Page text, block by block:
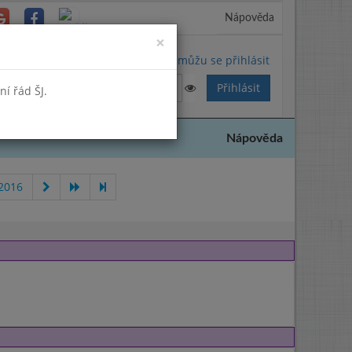
Nápověda
Nemůžu se přihlásit
Nápověda
×
řád ŠJ.